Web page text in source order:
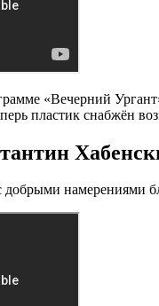
«Вечерний
пластик снабжён
добрыми намерениями